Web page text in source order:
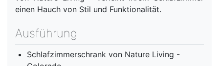
einen Hauch von Stil und Funktionalität.
Ausführung
Schlafzimmerschrank von Nature Living -